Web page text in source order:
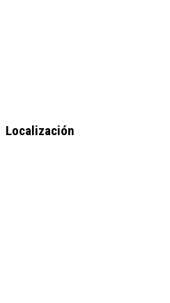
Localización